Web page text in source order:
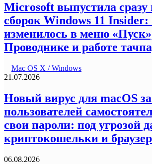
Microsoft выпустила
сборок Windows 11 Insider:
изменилось в меню
Проводнике и работе
Mac OS X / Windows
21.07.2026
Новый вирус для macOS
пользователей
свои пароли: под угрозой
криптокошельки и
06.08.2026